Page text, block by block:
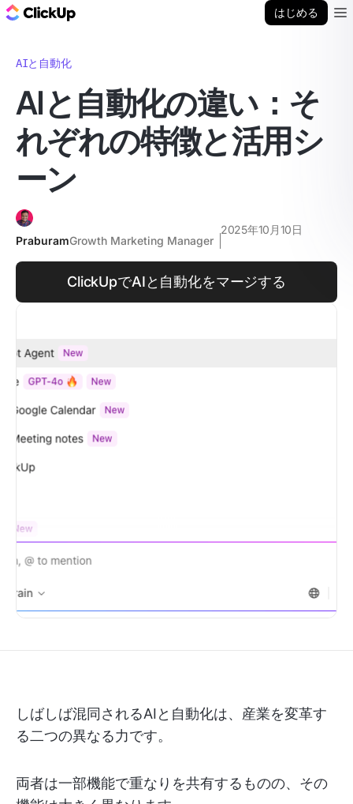
はじめる
AIと自動化
AIと自動化の違い：そ
れぞれの特徴と活用シ
ーン
PraburamGrowth Marketing Manager
2025年10月10日
ClickUpでAIと自動化をマージする
しばしば混同されるAIと自動化は、産業を変革す
る二つの異なる力です。
両者は一部機能で重なりを共有するものの、その